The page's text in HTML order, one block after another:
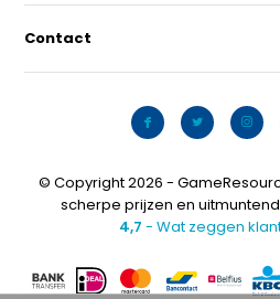
Contact
© Copyright 2026 -
scherpe prijzen en
4,7 - Wat zeggen